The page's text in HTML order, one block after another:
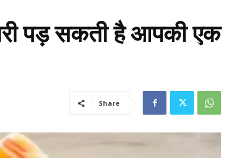
पड़ सकती है आपकी एक
Share